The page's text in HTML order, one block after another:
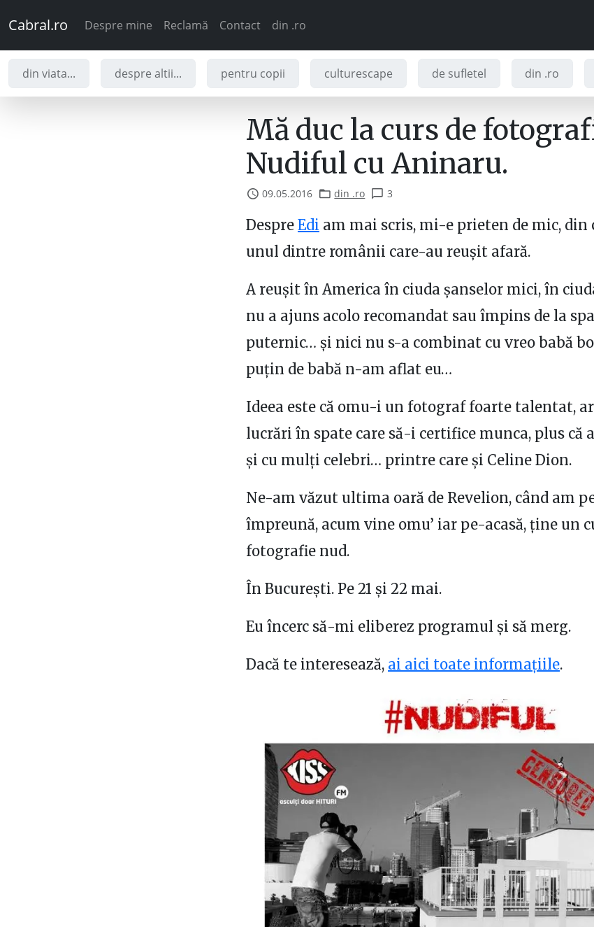
Cabral.ro Despre mine Reclamă Contact din .ro
din viata... despre altii... pentru copii culturescape de sufletel din .ro
Mă duc la curs de
Nudiful cu Aninaru.
09.05.2016 din .ro 3
Despre Edi am mai scris, mi-e prieten de mic, din
unul dintre românii care-au reușit afară.
A reușit în America în ciuda șanselor mici, în
nu a ajuns acolo recomandat sau împins de la
puternic… și nici nu s-a combinat cu vreo babă
puțin de babă n-am aflat eu…
Ideea este că omu-i un fotograf foarte talentat,
lucrări în spate care să-i certifice munca, plus că
și cu mulți celebri… printre care și Celine Dion.
Ne-am văzut ultima oară de Revelion, când am
împreună, acum vine omu’ iar pe-acasă, ține un
fotografie nud.
În București. Pe 21 și 22 mai.
Eu încerc să-mi eliberez programul și să merg.
Dacă te interesează, ai aici toate informațiile.